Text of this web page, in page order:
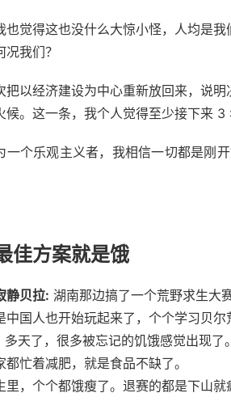
也觉得这也没什么大惊小怪，人均是
我们？
把以经济建设为中心重新放回来，说
候。这一条，我个人觉得至少接下来 3
一个乐观主义者，我相信一切都是刚
佳方案就是饿
静贝拉: 湖南那边搞了一个荒野求生大赛
中国人也开始玩起来了，个个学习贝尔
天了，很多被忘记的饥饿感觉出现了。
都忙着减肥，就是食品不缺了。
里，个个都饿瘦了。退赛的都是下山就